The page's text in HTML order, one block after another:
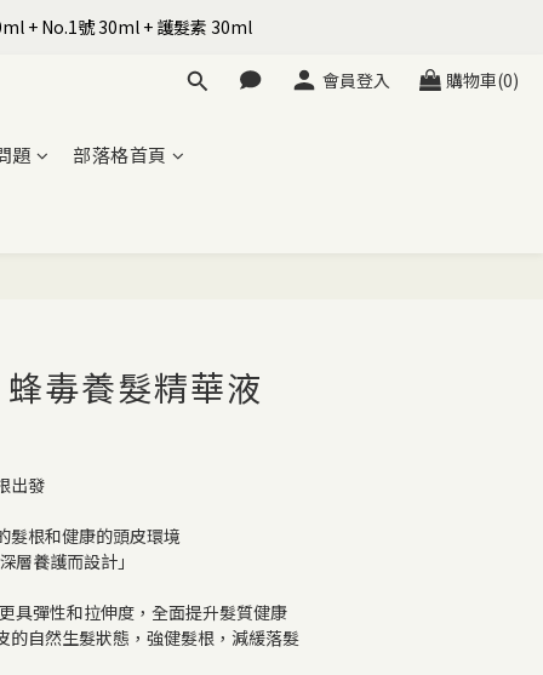
+ No.1號 30ml + 護髮素 30ml
會員登入 購物車(0)
題 部落格首頁
毒養髮精華液
出發
髮根和健康的頭皮環境
層養護而設計」
具彈性和拉伸度，全面提升髮質健康
的自然生髮狀態，強健髮根，減緩落髮